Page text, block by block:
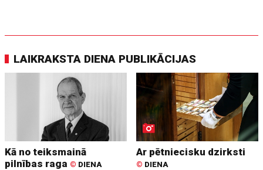
LAIKRAKSTA DIENA PUBLIKĀCIJAS
Kā no teiksmainā
pilnības raga © DIENA
Ar pētniecisku dzirksti
© DIENA